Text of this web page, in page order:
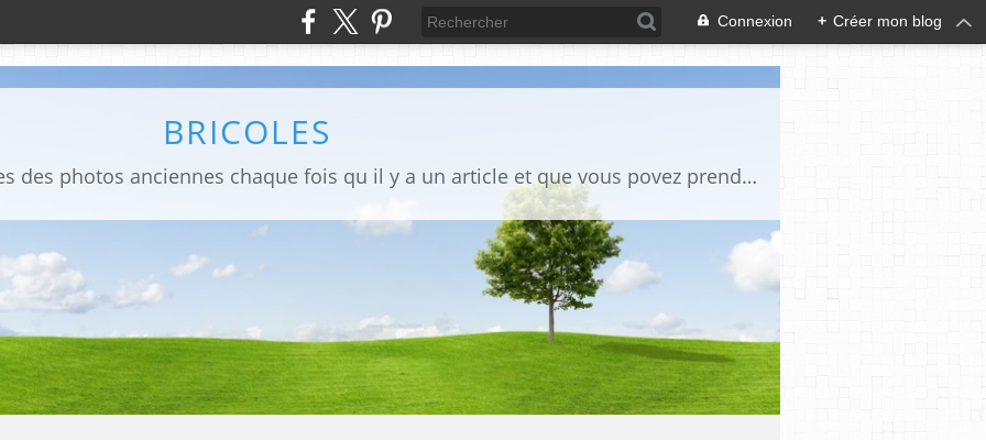
Connexion + Créer mon blog
BRICOLES
des tutos de bricoles et autres des photos anciennes chaque fois qu il y a un article et que vous povez prendre